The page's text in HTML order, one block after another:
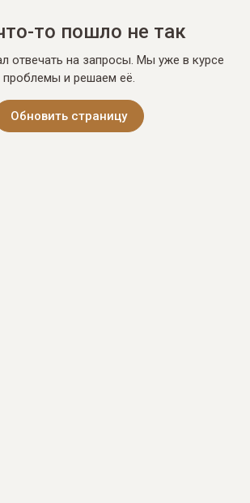
то пошло не так
отвечать на запросы. Мы уже в курсе
проблемы и решаем её.
Обновить страницу